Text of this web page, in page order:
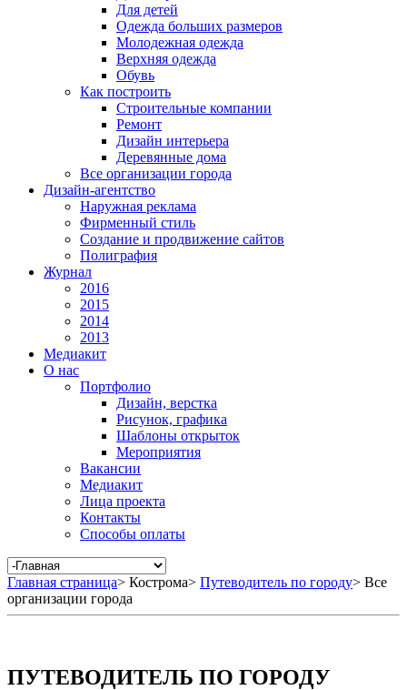
Для детей
Одежда больших размеров
Молодежная одежда
Верхняя одежда
Обувь
Как построить
Строительные компании
Ремонт
Дизайн интерьера
Деревянные дома
Все организации города
Дизайн-агентство
Наружная реклама
Фирменный стиль
Создание и продвижение сайтов
Полиграфия
Журнал
2016
2015
2014
2013
Медиакит
О нас
Портфолио
Дизайн, верстка
Рисунок, графика
Шаблоны открыток
Мероприятия
Вакансии
Медиакит
Лица проекта
Контакты
Способы оплаты
Главная страница> Кострома> Путеводитель по городу> Все
организации города
ПУТЕВОДИТЕЛЬ ПО ГОРОДУ